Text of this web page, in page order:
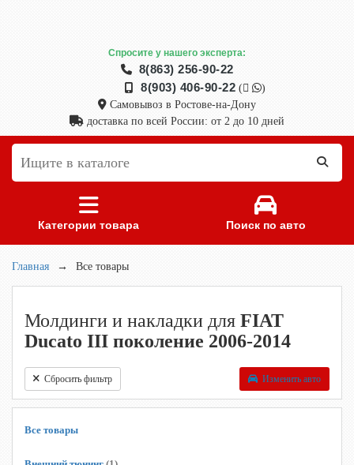
Спросите у нашего эксперта:
8(863) 256-90-22
8(903) 406-90-22 (
)
Самовывоз в Ростове-на-Дону
доставка по всей России: от 2 до 10 дней
Категории товара Поиск по авто
Главная → Все товары
Молдинги и накладки для FIAT
Ducato III поколение 2006-2014
Сбросить фильтр Изменить авто
Все товары